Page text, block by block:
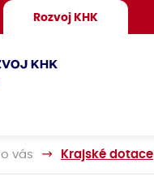
Rozvoj KHK
vás Krajské dotace